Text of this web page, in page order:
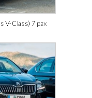
V-Class) 7 pax